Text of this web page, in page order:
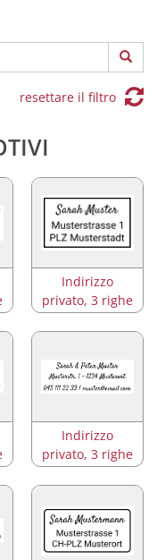
resettare il filtro
Indirizzo
privato, 3 righe
Indirizzo
privato, 3 righe